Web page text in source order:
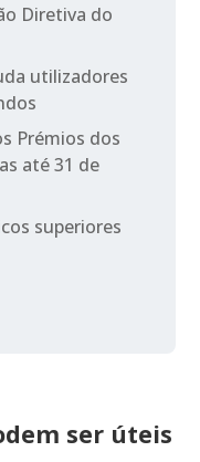
Diretiva do
utilizadores
Prémios dos
até 31 de
superiores
ser úteis